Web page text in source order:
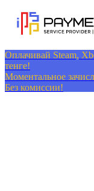
Оплачивай Steam,
тенге!
Моментальное
Без комиссии!